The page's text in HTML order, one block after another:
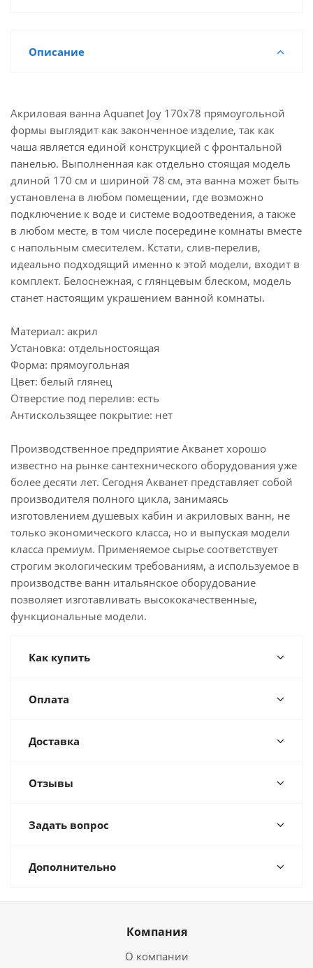
Описание
Акриловая ванна Aquanet Joy 170x78 прямоугольной
формы выглядит как законченное изделие, так как
чаша является единой конструкцией с фронтальной
панелью. Выполненная как отдельно стоящая модель
длиной 170 см и шириной 78 см, эта ванна может быть
установлена в любом помещении, где возможно
подключение к воде и системе водоотведения, а также
в любом месте, в том числе посередине комнаты вместе
с напольным смесителем. Кстати, слив-перелив,
идеально подходящий именно к этой модели, входит в
комплект. Белоснежная, с глянцевым блеском, модель
станет настоящим украшением ванной комнаты.
Материал: акрил
Установка: отдельностоящая
Форма: прямоугольная
Цвет: белый глянец
Отверстие под перелив: есть
Антискользящее покрытие: нет
Производственное предприятие Акванет хорошо
известно на рынке сантехнического оборудования уже
более десяти лет. Сегодня Акванет представляет собой
производителя полного цикла, занимаясь
изготовлением душевых кабин и акриловых ванн, не
только экономического класса, но и выпуская модели
класса премиум. Применяемое сырье соответствует
строгим экологическим требованиям, а используемое в
производстве ванн итальянское оборудование
позволяет изготавливать высококачественные,
функциональные модели.
Как купить
Оплата
Доставка
Отзывы
Задать вопрос
Дополнительно
Компания
О компании